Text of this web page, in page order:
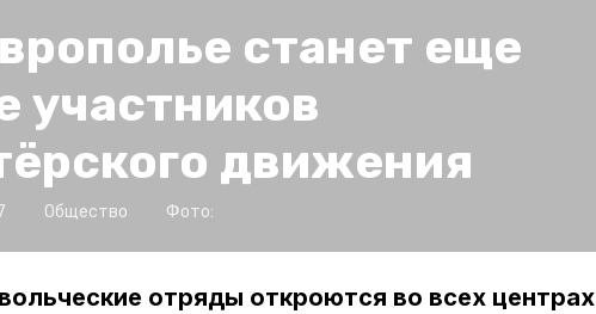
станет еще
участников
движения
Общество Фото:
отряды откроются во всех центрах